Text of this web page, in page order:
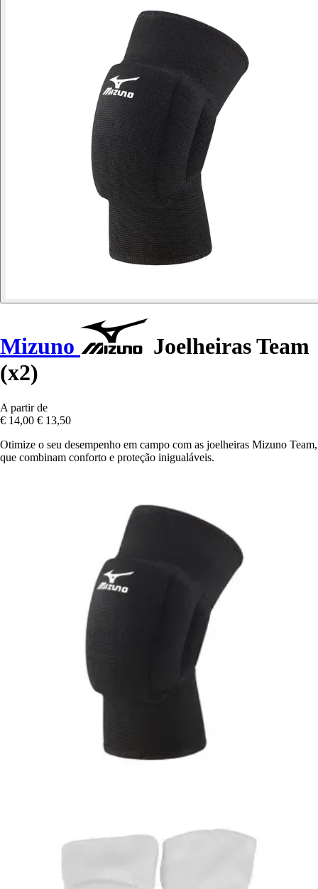
Mizuno
Joelheiras Team
(x2)
A partir de
€ 14,00 € 13,50
Otimize o seu desempenho em campo com as joelheiras Mizuno Team,
que combinam conforto e proteção inigualáveis.